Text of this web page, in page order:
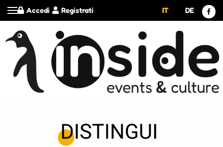
Registrati
Accedi IT DE